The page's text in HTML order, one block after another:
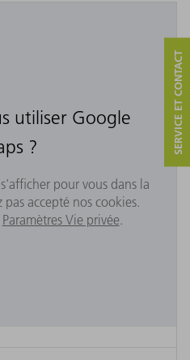
utiliser Google
?
pour vous dans la
accepté nos cookies.
Paramètres Vie privée.
SERVICE ET CONTACT